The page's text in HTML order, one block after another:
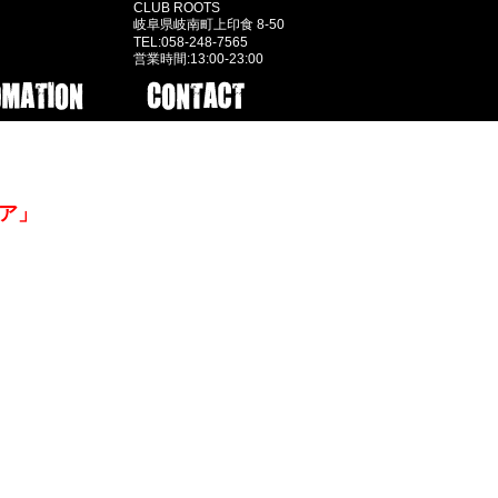
CLUB ROOTS
岐阜県岐南町上印食 8-50
TEL:058-248-7565
営業時間:13:00-23:00
」